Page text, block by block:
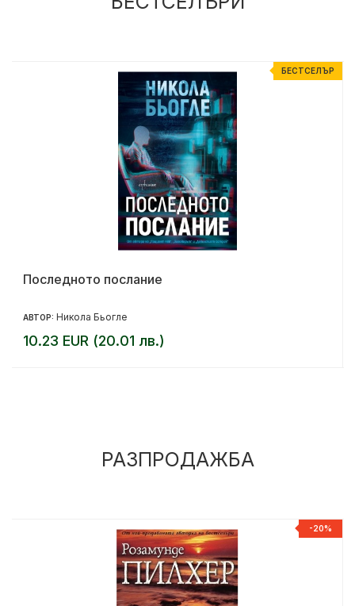
БЕСТСЕЛЪР
Последното послание
АВТОР: Никола Бьогле
10.23 EUR (20.01 лв.)
РАЗПРОДАЖБА
-20%